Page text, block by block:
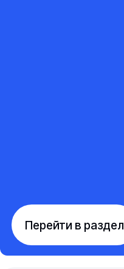
Перейти в раздел